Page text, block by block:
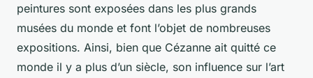
peintures sont exposées dans les plus grands
musées du monde et font l’objet de nombreuses
expositions. Ainsi, bien que Cézanne ait quitté ce
monde il y a plus d’un siècle, son influence sur l’art